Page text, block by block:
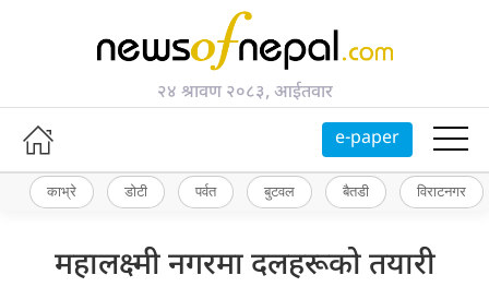
२४ श्रावण २०८३, आईतवार
e-paper
काभ्रे डोटी पर्वत बुटवल बैतडी विराटनगर
महालक्ष्मी नगरमा दलहरूको तयारी